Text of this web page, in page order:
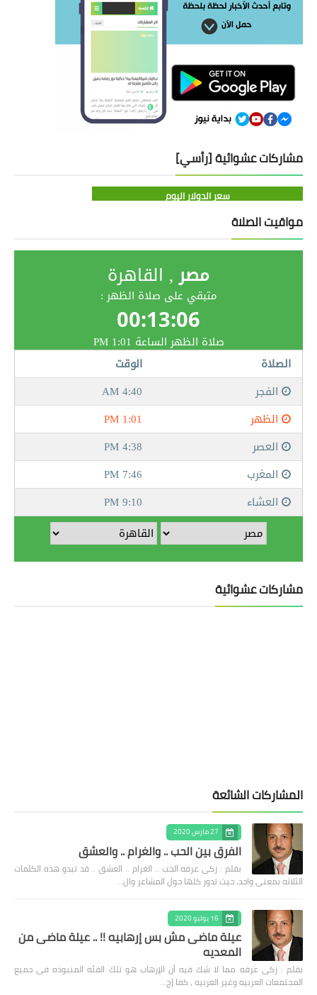
مشاركات عشوائية [رأسي]
سعر الدولار اليوم
مواقيت الصلاة
مشاركات عشوائية
المشاركات الشائعة
27 مارس 2020
الفرق بين الحب .. والغرام .. والعشق
بقلم : زكى عرفه الحب .. الغرام .. العشق .. قد تبدو هذه الكلمات
الثلاثه بمعنى واحد، حيث تدور كلها حول المشاعر وال…
16 يوليو 2020
عيلة ماضى مش بس إرهابيه !! .. عيلة ماضى من
المعديه
بقلم : زكى عرفه مما لا شك فيه أن الإرهاب هو تلك الفئه المنبوذه فى جميع
المجتمعات العربيه وغير العربيه ، كما إج…